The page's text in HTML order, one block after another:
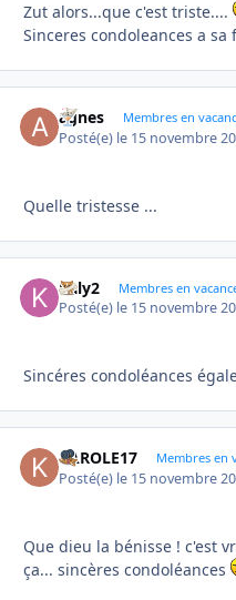
Zut alors...que c'est triste....
Sinceres condoleances a sa
agnes Membres en
Posté(e) le 15 novembre
Quelle tristesse ...
kaly2 Membres en
Posté(e) le 15 novembre
Sincéres condoléances
KAROLE17 Membres en
Posté(e) le 15 novembre
Que dieu la bénisse ! c'est
ça... sincères condoléances